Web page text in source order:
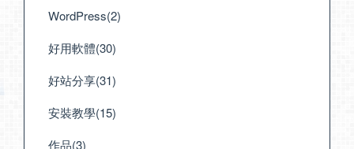
WordPress(2)
好用軟體(30)
好站分享(31)
安裝教學(15)
作品(3)